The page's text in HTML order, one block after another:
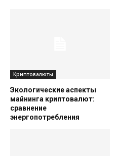
Криптовалюты
Экологические аспекты
майнинга криптовалют:
сравнение
энергопотребления